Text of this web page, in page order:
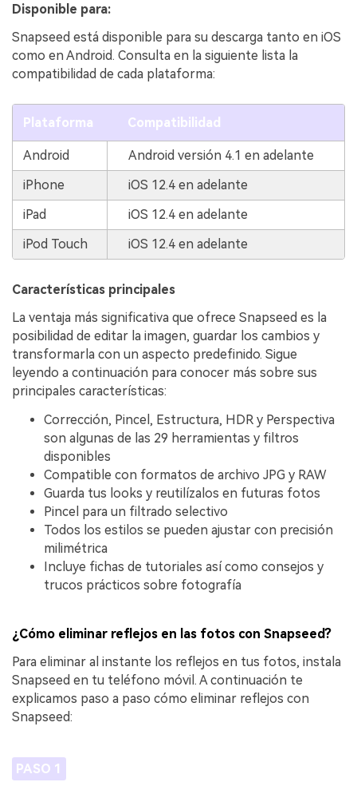
Disponible para:
Snapseed está disponible para su descarga tanto en iOS
como en Android. Consulta en la siguiente lista la
compatibilidad de cada plataforma:
Plataforma Compatibilidad
Android
Android versión 4.1 en adelante
iPhone
iOS 12.4 en adelante
iPad
iOS 12.4 en adelante
iPod Touch
iOS 12.4 en adelante
Características principales
La ventaja más significativa que ofrece Snapseed es la
posibilidad de editar la imagen, guardar los cambios y
transformarla con un aspecto predefinido. Sigue
leyendo a continuación para conocer más sobre sus
principales características:
Corrección, Pincel, Estructura, HDR y Perspectiva
son algunas de las 29 herramientas y filtros
disponibles
Compatible con formatos de archivo JPG y RAW
Guarda tus looks y reutilízalos en futuras fotos
Pincel para un filtrado selectivo
Todos los estilos se pueden ajustar con precisión
milimétrica
Incluye fichas de tutoriales así como consejos y
trucos prácticos sobre fotografía
¿Cómo eliminar reflejos en las fotos con Snapseed?
Para eliminar al instante los reflejos en tus fotos, instala
Snapseed en tu teléfono móvil. A continuación te
explicamos paso a paso cómo eliminar reflejos con
Snapseed:
PASO 1